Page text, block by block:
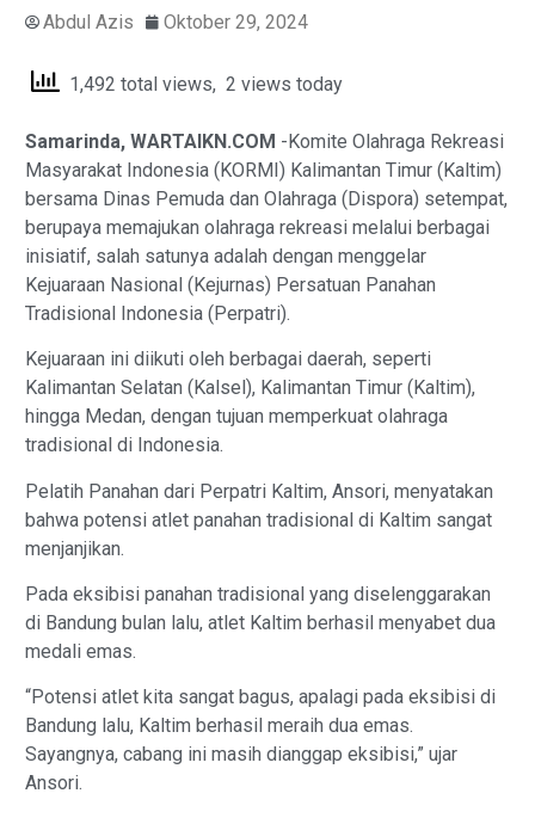
Abdul Azis Oktober 29, 2024
1,492 total views, 2 views today
Samarinda, WARTAIKN.COM -Komite Olahraga Rekreasi
Masyarakat Indonesia (KORMI) Kalimantan Timur (Kaltim)
bersama Dinas Pemuda dan Olahraga (Dispora) setempat,
berupaya memajukan olahraga rekreasi melalui berbagai
inisiatif, salah satunya adalah dengan menggelar
Kejuaraan Nasional (Kejurnas) Persatuan Panahan
Tradisional Indonesia (Perpatri).
Kejuaraan ini diikuti oleh berbagai daerah, seperti
Kalimantan Selatan (Kalsel), Kalimantan Timur (Kaltim),
hingga Medan, dengan tujuan memperkuat olahraga
tradisional di Indonesia.
Pelatih Panahan dari Perpatri Kaltim, Ansori, menyatakan
bahwa potensi atlet panahan tradisional di Kaltim sangat
menjanjikan.
Pada eksibisi panahan tradisional yang diselenggarakan
di Bandung bulan lalu, atlet Kaltim berhasil menyabet dua
medali emas.
“Potensi atlet kita sangat bagus, apalagi pada eksibisi di
Bandung lalu, Kaltim berhasil meraih dua emas.
Sayangnya, cabang ini masih dianggap eksibisi,” ujar
Ansori.